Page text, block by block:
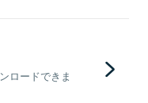
ロードできま